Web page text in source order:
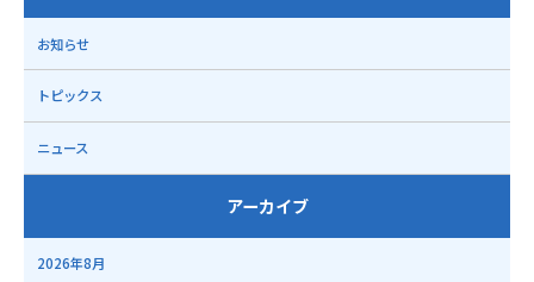
お知らせ
トピックス
ニュース
アーカイブ
2026年8月